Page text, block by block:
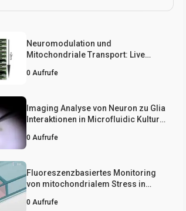
Neuromodulation und
Mitochondriale Transport: Live
über lange Zeiträume
0 Aufrufe
Imaging Analyse von Neuron zu Glia
Interaktionen in Microfluidic Kultur
Axon und Glia Co-Kultur-System
0 Aufrufe
Fluoreszenzbasiertes Monitoring
von mitochondrialem Stress in
0 Aufrufe